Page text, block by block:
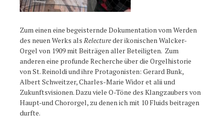
Zum einen eine begeisternde Dokumentation vom Werden
des neuen Werks als Relectureder ikonischen Walcker-
Orgel von 1909 mit Beiträgen aller Beteiligten. Zum
anderen eine profunde Recherche über die Orgelhistorie
von St. Reinoldi und ihre Protagonisten: Gerard Bunk,
Albert Schweitzer, Charles-Marie Widor et alii und
Zukunftsvisionen. Dazu viele O-Töne des Klangzaubers von
Haupt-und Chororgel, zu denen ich mit 10 Fluids beitragen
durfte.